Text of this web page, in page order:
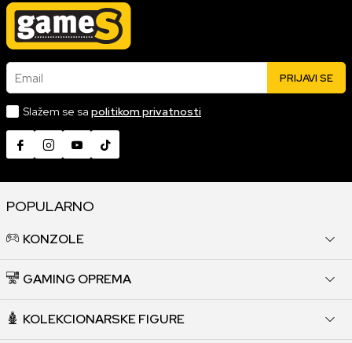
Email PRIJAVI SE
Slažem se sa politikom privatnosti
POPULARNO
KONZOLE
GAMING OPREMA
KOLEKCIONARSKE FIGURE